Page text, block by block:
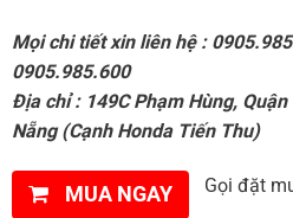
Mọi chi tiết xin liên hệ :
0905.985.600
Địa chỉ : 149C Phạm Hùng,
Nẵng (Cạnh Honda Tiến Thu)
MUA NGAY Gọi đặt